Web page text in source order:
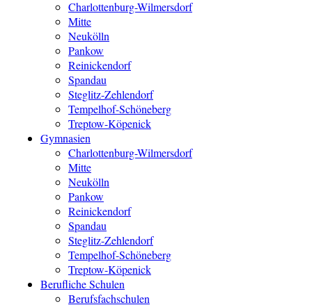
Charlottenburg-Wilmersdorf
Mitte
Neukölln
Pankow
Reinickendorf
Spandau
Steglitz-Zehlendorf
Tempelhof-Schöneberg
Treptow-Köpenick
Gymnasien
Charlottenburg-Wilmersdorf
Mitte
Neukölln
Pankow
Reinickendorf
Spandau
Steglitz-Zehlendorf
Tempelhof-Schöneberg
Treptow-Köpenick
Berufliche Schulen
Berufsfachschulen